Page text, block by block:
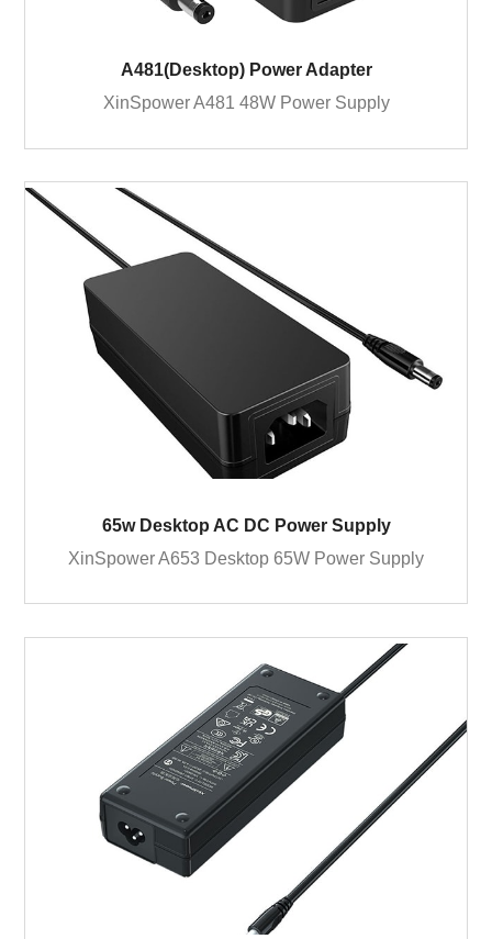
A481(Desktop) Power Adapter
XinSpower A481 48W Power Supply
65w Desktop AC DC Power Supply
XinSpower A653 Desktop 65W Power Supply